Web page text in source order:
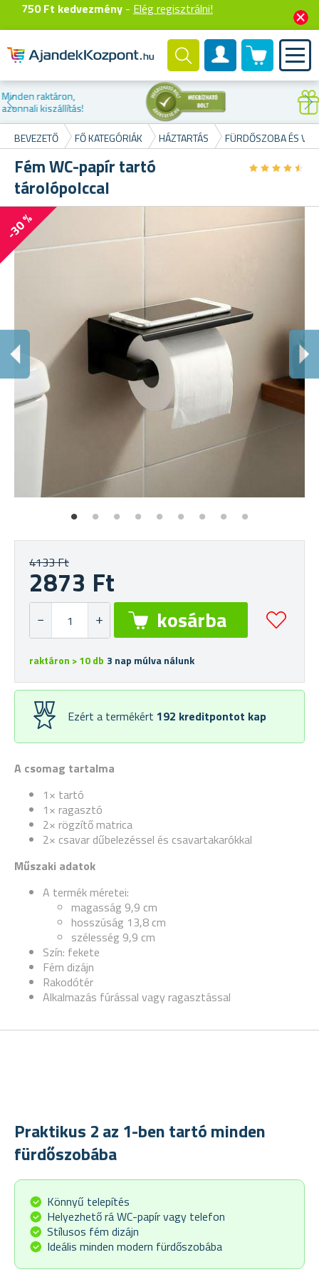
750 Ft kedvezmény - Elég regisztrálni!
Felhasználók fiók
0 termék
Kedvezmény az
első vásárláskor
BEVEZETŐ FŐ KATEGÓRIÁK HÁZTARTÁS FÜRDŐSZOBA ÉS
Fém WC-papír tartó
tárolópolccal
★★★★★
★★★★★
-30 %
A csomag tartalma
1× tartó
1× ragasztó
2× rögzítő matrica
2× csavar dűbelezéssel és csavartakarókkal
Műszaki adatok
A termék méretei:
magasság 9,9 cm
hosszúság 13,8 cm
szélesség 9,9 cm
Szín: fekete
Fém dizájn
Rakodótér
Alkalmazás fúrással vagy ragasztással
4133 Ft
2873 Ft
raktáron > 10 db 3 nap múlva nálunk
Ezért a termékért 192 kreditpontot kap
Praktikus 2 az 1-ben tartó minden
fürdőszobába
Könnyű telepítés
Helyezhető rá WC-papír vagy telefon
Stílusos fém dizájn
Ideális minden modern fürdőszobába